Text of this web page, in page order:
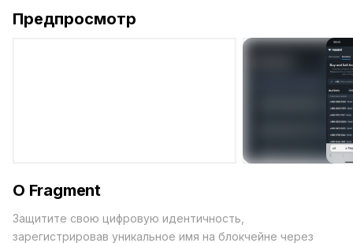
Предпросмотр
О Fragment
Защитите свою цифровую идентичность,
зарегистрировав уникальное имя на блокчейне через